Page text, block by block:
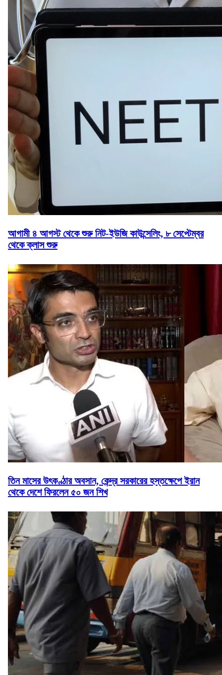
আগামী ৪ আগস্ট থেকে শুরু নিট-ইউজি কাউন্সেলিং, ৮ সেপ্টেম্বর
থেকে ক্লাস শুরু
তিন মাসের উৎকণ্ঠার অবসান, কেন্দ্র সরকারের হস্তক্ষেপে ইরান
থেকে দেশে ফিরলেন ৫০ জন শিখ